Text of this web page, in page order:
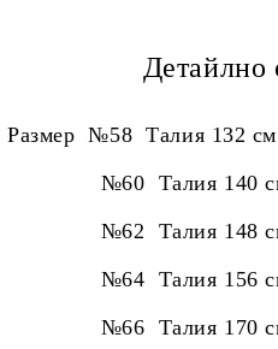
Детайлно
Размер №58 Талия 132
№60 Талия 140 см.
№62 Талия 148 см.
№64 Талия 156
№66 Талия 170 см.